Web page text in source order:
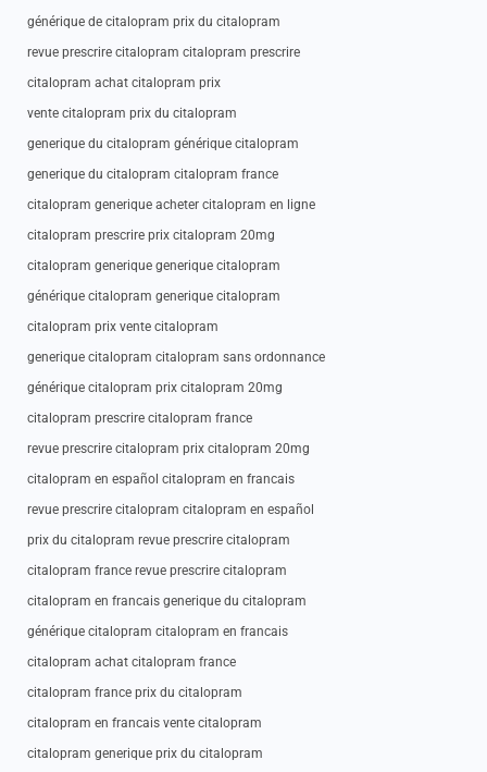
générique de citalopram prix du citalopram
revue prescrire citalopram citalopram prescrire
citalopram achat citalopram prix
vente citalopram prix du citalopram
generique du citalopram générique citalopram
generique du citalopram citalopram france
citalopram generique acheter citalopram en ligne
citalopram prescrire prix citalopram 20mg
citalopram generique generique citalopram
générique citalopram generique citalopram
citalopram prix vente citalopram
generique citalopram citalopram sans ordonnance
générique citalopram prix citalopram 20mg
citalopram prescrire citalopram france
revue prescrire citalopram prix citalopram 20mg
citalopram en español citalopram en francais
revue prescrire citalopram citalopram en español
prix du citalopram revue prescrire citalopram
citalopram france revue prescrire citalopram
citalopram en francais generique du citalopram
générique citalopram citalopram en francais
citalopram achat citalopram france
citalopram france prix du citalopram
citalopram en francais vente citalopram
citalopram generique prix du citalopram